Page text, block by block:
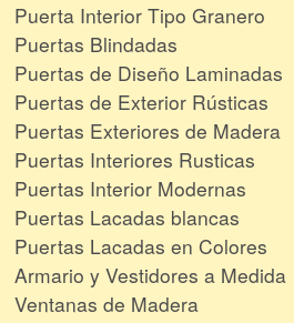
Puerta Interior Tipo Granero
Puertas Blindadas
Puertas de Diseño Laminadas
Puertas de Exterior Rústicas
Puertas Exteriores de Madera
Puertas Interiores Rusticas
Puertas Interior Modernas
Puertas Lacadas blancas
Puertas Lacadas en Colores
Armario y Vestidores a Medida
Ventanas de Madera